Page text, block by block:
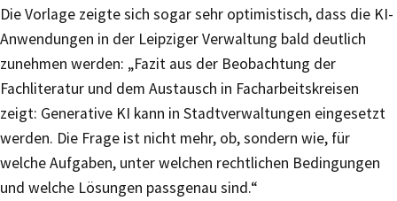
Die Vorlage zeigte sich sogar sehr optimistisch, dass die KI-
Anwendungen in der Leipziger Verwaltung bald deutlich
zunehmen werden: „Fazit aus der Beobachtung der
Fachliteratur und dem Austausch in Facharbeitskreisen
zeigt: Generative KI kann in Stadtverwaltungen eingesetzt
werden. Die Frage ist nicht mehr, ob, sondern wie, für
welche Aufgaben, unter welchen rechtlichen Bedingungen
und welche Lösungen passgenau sind.“